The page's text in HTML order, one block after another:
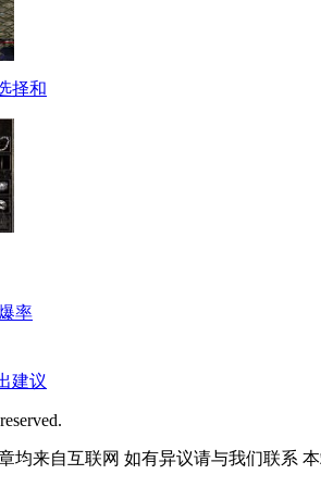
择和
率
建议
均来自互联网 如有异议请与我们联系